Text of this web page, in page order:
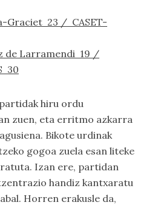
Graciet 23 / CASET-
de Larramendi 19 /
30
hiru ordu
zuen, eta erritmo azkarra
Bikote urdinak
gogoa zuela esan liteke
Izan ere, partidan
handiz kantxaratu
Horren erakusle da,